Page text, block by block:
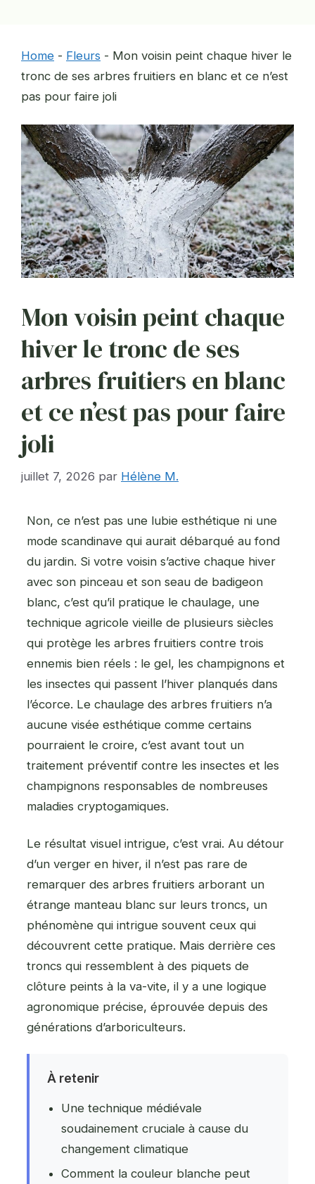
Home - Fleurs - Mon voisin peint chaque hiver le
tronc de ses arbres fruitiers en blanc et ce n’est
pas pour faire joli
Mon voisin peint chaque
hiver le tronc de ses
arbres fruitiers en blanc
et ce n’est pas pour faire
joli
juillet 7, 2026 par Hélène M.
Non, ce n’est pas une lubie esthétique ni une
mode scandinave qui aurait débarqué au fond
du jardin. Si votre voisin s’active chaque hiver
avec son pinceau et son seau de badigeon
blanc, c’est qu’il pratique le chaulage, une
technique agricole vieille de plusieurs siècles
qui protège les arbres fruitiers contre trois
ennemis bien réels : le gel, les champignons et
les insectes qui passent l’hiver planqués dans
l’écorce. Le chaulage des arbres fruitiers n’a
aucune visée esthétique comme certains
pourraient le croire, c’est avant tout un
traitement préventif contre les insectes et les
champignons responsables de nombreuses
maladies cryptogamiques.
Le résultat visuel intrigue, c’est vrai. Au détour
d’un verger en hiver, il n’est pas rare de
remarquer des arbres fruitiers arborant un
étrange manteau blanc sur leurs troncs, un
phénomène qui intrigue souvent ceux qui
découvrent cette pratique. Mais derrière ces
troncs qui ressemblent à des piquets de
clôture peints à la va-vite, il y a une logique
agronomique précise, éprouvée depuis des
générations d’arboriculteurs.
À retenir
Une technique médiévale
soudainement cruciale à cause du
changement climatique
Comment la couleur blanche peut